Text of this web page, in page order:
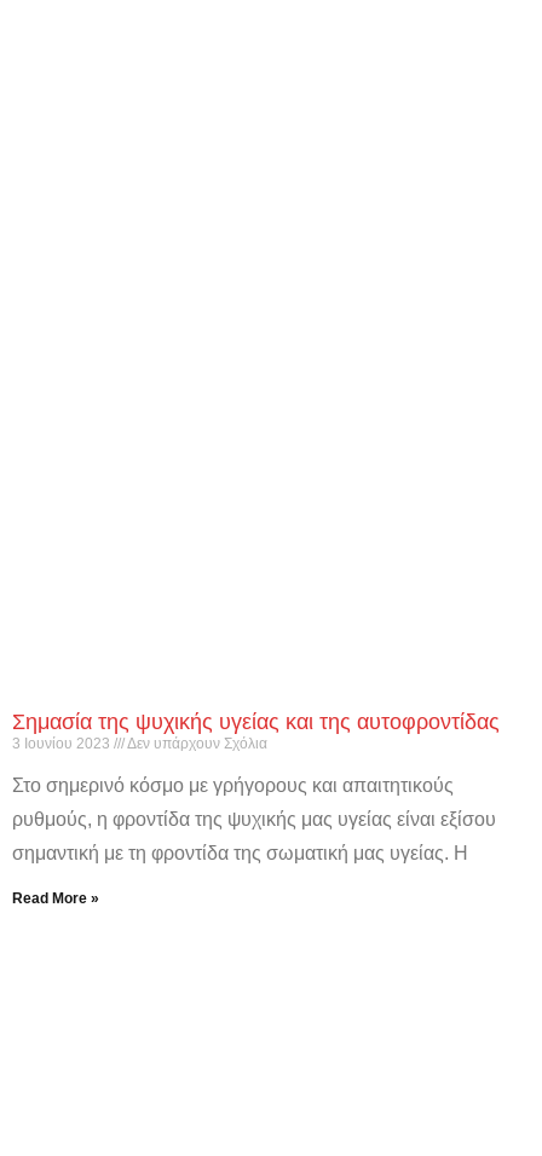
Σημασία της ψυχικής υγείας και της αυτοφροντίδας
3 Ιουνίου 2023 Δεν υπάρχουν Σχόλια
Στο σημερινό κόσμο με γρήγορους και απαιτητικούς
ρυθμούς, η φροντίδα της ψυχικής μας υγείας είναι εξίσου
σημαντική με τη φροντίδα της σωματική μας υγείας. Η
Read More »